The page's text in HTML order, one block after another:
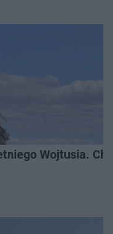
Wojtusia.